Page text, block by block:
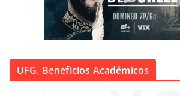
UFG. Beneficios Académicos